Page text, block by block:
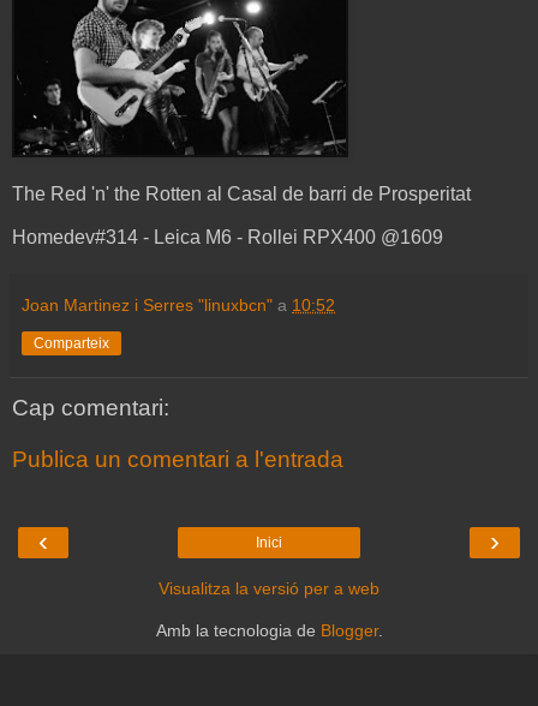
The Red 'n' the Rotten al Casal de barri de Prosperitat
Homedev#314 - Leica M6 - Rollei RPX400 @1609
Joan Martinez i Serres "linuxbcn" a 10:52
Comparteix
Cap comentari:
Publica un comentari a l'entrada
‹ ›
Inici
Visualitza la versió per a web
Amb la tecnologia de Blogger.